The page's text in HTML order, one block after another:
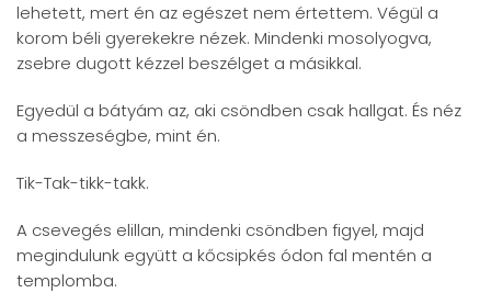
lehetett, mert én az egészet nem értettem. Végül a
korom béli gyerekekre nézek. Mindenki mosolyogva,
zsebre dugott kézzel beszélget a másikkal.
Egyedül a bátyám az, aki csöndben csak hallgat. És néz
a messzeségbe, mint én.
Tik-Tak-tikk-takk.
A csevegés elillan, mindenki csöndben figyel, majd
megindulunk együtt a kőcsipkés ódon fal mentén a
templomba.